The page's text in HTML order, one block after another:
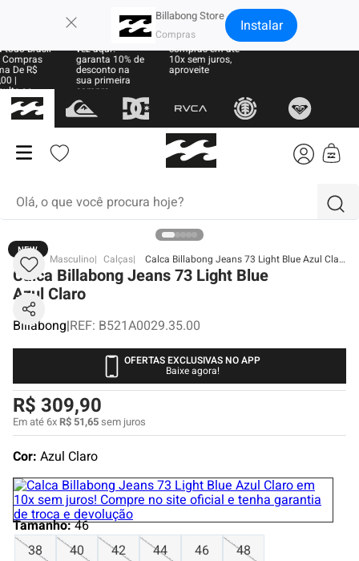
Billabong Store Instalar
todo Brasil
De R$
|
as
Sua primeira
vez aqui?
garanta 10% de
desconto na
sua primeira
compra
Parcele suas
compras em até
10x sem juros,
aproveite
NEW
BB Masculino Calças Calca Billabong Jeans 73 Light Blue Azul Claro
Calca Billabong Jeans 73 Light Blue
Azul Claro
Billabong|REF: B521A0029.35.00
OFERTAS EXCLUSIVAS NO APP
Baixe agora!
R$ 309,90
Em até 6xR$ 51,65sem juros
Cor: Azul Claro
Tamanho:46
38
40 42 44 46 48
termos mais buscados
1º
moletom
2º
boné
5º
camiseta
6º
bermuda
jaqueta
8º
carteira
9º
mochila
10º chinelo